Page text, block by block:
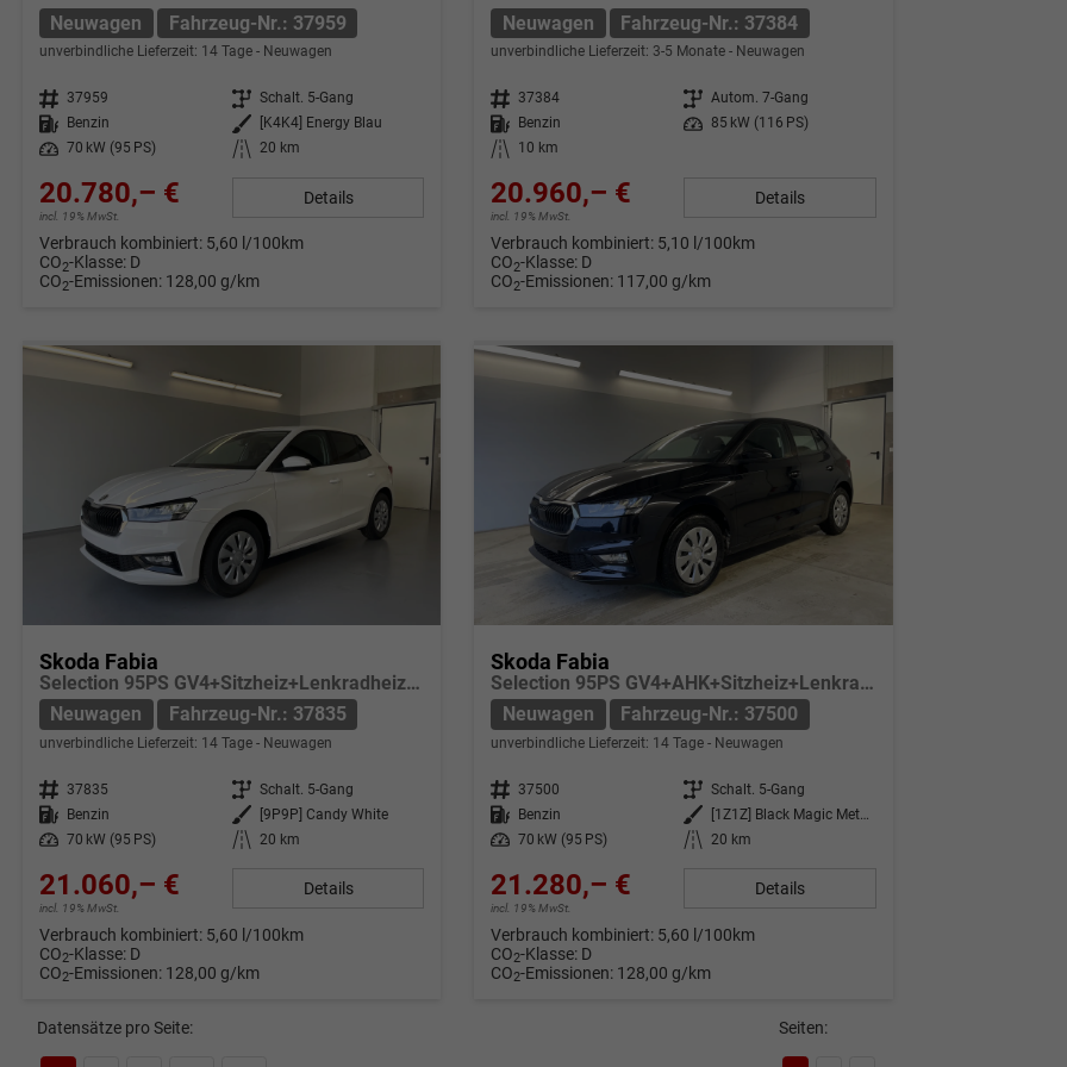
Neuwagen
Fahrzeug-Nr.: 37959
unverbindliche Lieferzeit: 14 Tage Neuwagen
Fahrzeug-Nr. 37959 Getriebe Schalt. 5-Gang
Kraftstoff
Benzin Außenfarbe
[K4K4] Energy Blau
Leistung
70 kW (95 PS) Kilometerstand 20 km
20.780,– €
incl. 19% MwSt.
Details
Verbrauch kombiniert: 5,60 l/100km
CO2-Klasse: D
CO2-Emissionen: 128,00 g/km
Neuwagen
Fahrzeug-Nr.: 37384
unverbindliche Lieferzeit: 3-5 Monate Neuwagen
Fahrzeug-Nr. 37384 Getriebe Autom. 7-Gang
Kraftstoff
Benzin Leistung
85 kW (116 PS)
Kilometerstand
10 km
20.960,– €
incl. 19% MwSt.
Details
Verbrauch kombiniert: 5,10 l/100km
CO2-Klasse: D
CO2-Emissionen: 117,00 g/km
Skoda Fabia
Selection 95PS GV4+Sitzheiz+Lenkradheiz+Climatronic+Sunset+AppConnect+PDC
Neuwagen
Fahrzeug-Nr.: 37835
unverbindliche Lieferzeit: 14 Tage Neuwagen
Fahrzeug-Nr. 37835 Getriebe Schalt. 5-Gang
Kraftstoff Benzin Außenfarbe
[9P9P] Candy White
Leistung
70 kW (95 PS) Kilometerstand 20 km
21.060,– €
incl. 19% MwSt.
Details
Verbrauch kombiniert: 5,60 l/100km
CO2-Klasse: D
CO2-Emissionen: 128,00 g/km
Skoda Fabia
Selection 95PS GV4+AHK+Sitzheiz+Lenkradheiz+Climatronic+Tempomat+PDC
Neuwagen
Fahrzeug-Nr.: 37500
unverbindliche Lieferzeit: 14 Tage Neuwagen
Fahrzeug-Nr. 37500 Getriebe Schalt. 5-Gang
Kraftstoff Benzin Außenfarbe
Leistung
70 kW (95 PS) Kilometerstand 20 km
21.280,– €
incl. 19% MwSt.
Details
Verbrauch kombiniert: 5,60 l/100km
CO2-Klasse: D
CO2-Emissionen: 128,00 g/km
Datensätze pro Seite: Seiten: